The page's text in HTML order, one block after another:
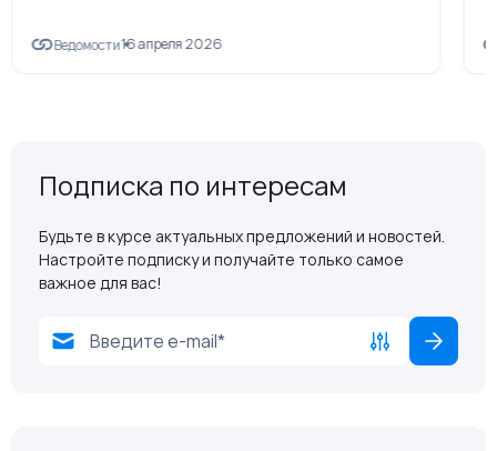
Ведомости16 апреля 2026
Подписка по интересам
Будьте в курсе актуальных предложений и новостей.
Настройте подписку и получайте только самое
важное для вас!